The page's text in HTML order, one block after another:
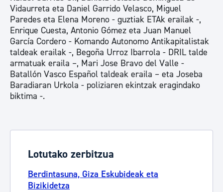
Vidaurreta eta Daniel Garrido Velasco, Miguel
Paredes eta Elena Moreno - guztiak ETAk erailak -,
Enrique Cuesta, Antonio Gómez eta Juan Manuel
García Cordero - Komando Autonomo Antikapitalistak
taldeak erailak -, Begoña Urroz Ibarrola - DRIL talde
armatuak eraila –, Mari Jose Bravo del Valle -
Batallón Vasco Español taldeak eraila – eta Joseba
Baradiaran Urkola - poliziaren ekintzak eragindako
biktima -.
Lotutako zerbitzua
Berdintasuna, Giza Eskubideak eta
Bizikidetza